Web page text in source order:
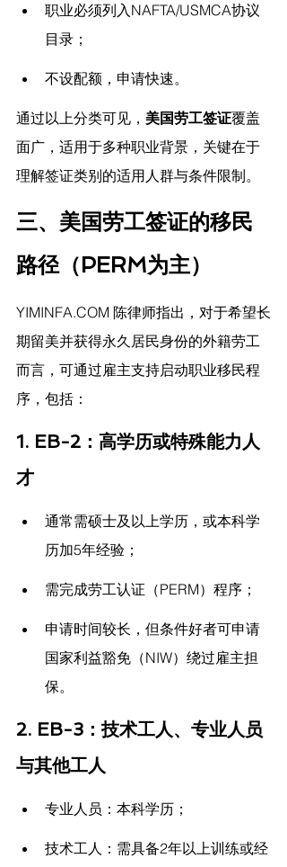
职业必须列入NAFTA/USMCA协议
目录；
不设配额，申请快速。
通过以上分类可见， 美国劳工签证覆盖
面广，适用于多种职业背景，关键在于
理解签证类别的适用人群与条件限制。
三、美国劳工签证的移民
路径（PERM为主）
YIMINFA.COM 陈律师指出， 对于希望长
期留美并获得永久居民身份的外籍劳工
而言，可通过雇主支持启动职业移民程
序，包括：
1. EB-2：高学历或特殊能力人
才
通常需硕士及以上学历，或本科学
历加5年经验；
需完成劳工认证（PERM）程序；
申请时间较长，但条件好者可申请
国家利益豁免（NIW）绕过雇主担
保。
2. EB-3：技术工人、专业人员
与其他工人
专业人员：本科学历；
技术工人：需具备2年以上训练或经